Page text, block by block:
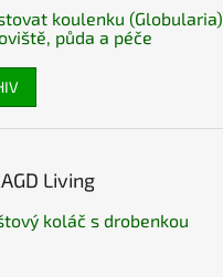
koulenku (Globularia)
půda a péče
Living
koláč s drobenkou